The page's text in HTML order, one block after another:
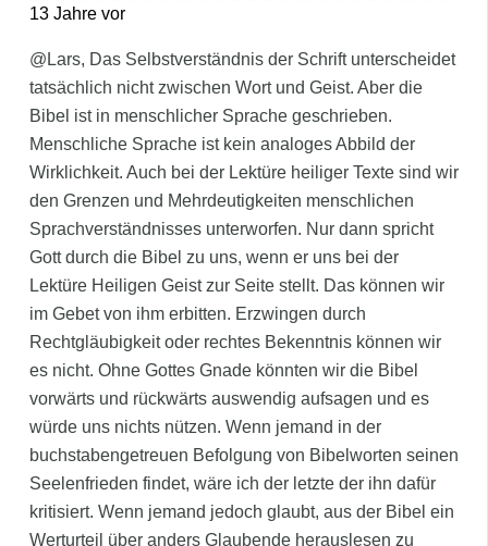
13 Jahre vor
@Lars, Das Selbstverständnis der Schrift unterscheidet
tatsächlich nicht zwischen Wort und Geist. Aber die
Bibel ist in menschlicher Sprache geschrieben.
Menschliche Sprache ist kein analoges Abbild der
Wirklichkeit. Auch bei der Lektüre heiliger Texte sind wir
den Grenzen und Mehrdeutigkeiten menschlichen
Sprachverständnisses unterworfen. Nur dann spricht
Gott durch die Bibel zu uns, wenn er uns bei der
Lektüre Heiligen Geist zur Seite stellt. Das können wir
im Gebet von ihm erbitten. Erzwingen durch
Rechtgläubigkeit oder rechtes Bekenntnis können wir
es nicht. Ohne Gottes Gnade könnten wir die Bibel
vorwärts und rückwärts auswendig aufsagen und es
würde uns nichts nützen. Wenn jemand in der
buchstabengetreuen Befolgung von Bibelworten seinen
Seelenfrieden findet, wäre ich der letzte der ihn dafür
kritisiert. Wenn jemand jedoch glaubt, aus der Bibel ein
Werturteil über anders Glaubende herauslesen zu